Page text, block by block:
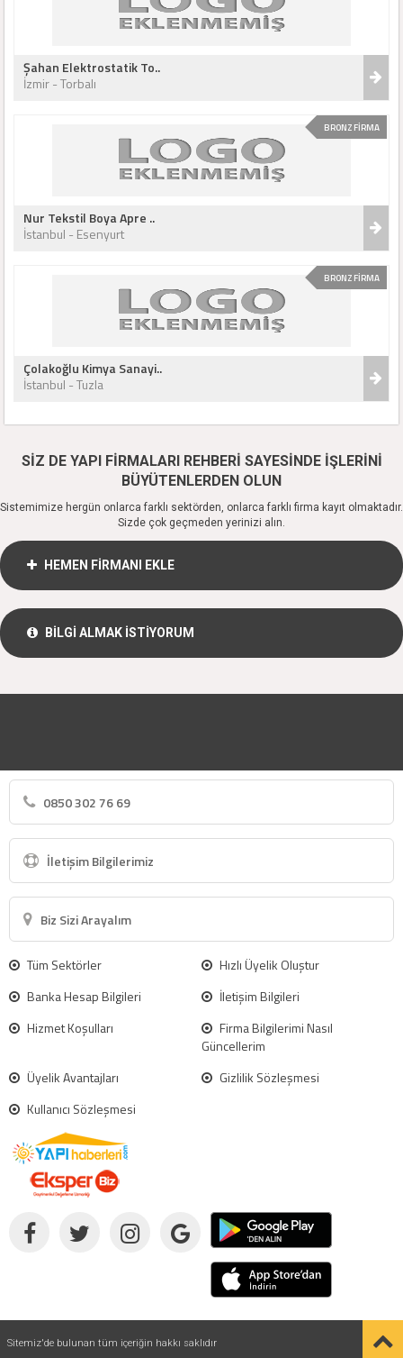
Şahan Elektrostatik To..
İzmir - Torbalı
BRONZ FİRMA
Nur Tekstil Boya Apre ..
İstanbul - Esenyurt
BRONZ FİRMA
Çolakoğlu Kimya Sanayi..
İstanbul - Tuzla
SİZ DE YAPI FİRMALARI REHBERİ SAYESİNDE İŞLERİNİ
BÜYÜTENLERDEN OLUN
Sistemimize hergün onlarca farklı sektörden, onlarca farklı firma kayıt olmaktadır.
Sizde çok geçmeden yerinizi alın.
HEMEN FİRMANI EKLE
BİLGİ ALMAK İSTİYORUM
0850 302 76 69
İletişim Bilgilerimiz
Biz Sizi Arayalım
Tüm Sektörler
Hızlı Üyelik Oluştur
Banka Hesap Bilgileri
İletişim Bilgileri
Hizmet Koşulları
Firma Bilgilerimi Nasıl
Güncellerim
Üyelik Avantajları
Gizlilik Sözleşmesi
Kullanıcı Sözleşmesi
Sitemiz'de bulunan tüm içeriğin hakkı saklıdır